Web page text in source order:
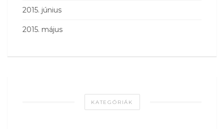
2015. június
2015. május
KATEGÓRIÁK